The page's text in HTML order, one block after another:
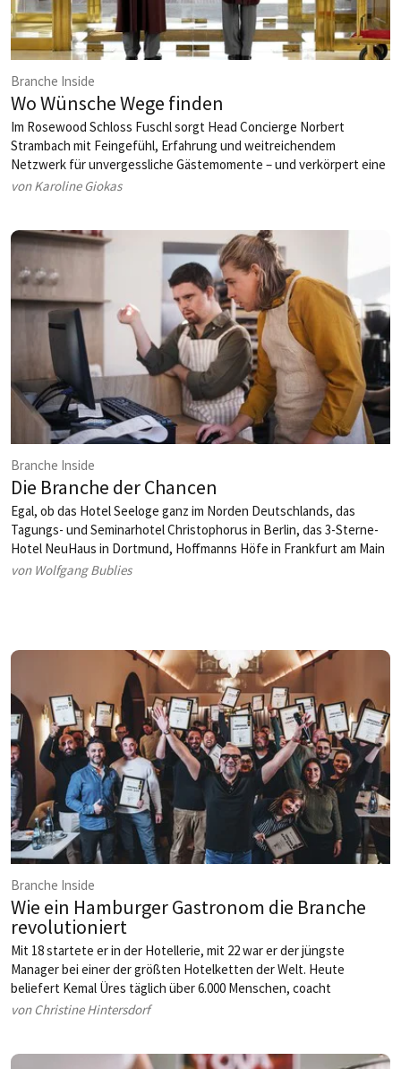
Branche Inside
Wo Wünsche Wege finden
Im Rosewood Schloss Fuschl sorgt Head Concierge Norbert
Strambach mit Feingefühl, Erfahrung und weitreichendem
Netzwerk für unvergessliche Gästemomente – und verkörpert eine
Hoteltradition, die auch in digitalen Zeiten nichts von ihrer Magie
von Karoline Giokas
Branche Inside
Die Branche der Chancen
Egal, ob das Hotel Seeloge ganz im Norden Deutschlands, das
Tagungs- und Seminarhotel Christophorus in Berlin, das 3-Sterne-
Hotel NeuHaus in Dortmund, Hoffmanns Höfe in Frankfurt am Main
oder im Süden das „einsmehr“-Hotel – alle haben sie etwas
von Wolfgang Bublies
Branche Inside
Wie ein Hamburger Gastronom die Branche
revolutioniert
Mit 18 startete er in der Hotellerie, mit 22 war er der jüngste
Manager bei einer der größten Hotelketten der Welt. Heute
beliefert Kemal Üres täglich über 6.000 Menschen, coacht
Gastronomen in ganz Deutschland und hat mit der Gastro Business
Leidenschaft.
von Christine Hintersdorf